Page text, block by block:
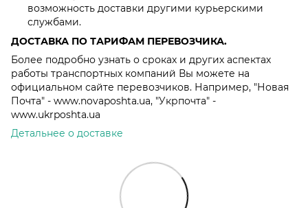
возможность доставки другими курьерскими
службами.
ДОСТАВКА ПО ТАРИФАМ ПЕРЕВОЗЧИКА.
Более подробно узнать о сроках и других аспектах
работы транспортных компаний Вы можете на
официальном сайте перевозчиков. Например, "Новая
Почта" - www.novaposhta.ua, "Укрпочта" -
www.ukrposhta.ua
Детальнее о доставке